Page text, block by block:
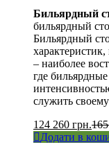
Бильярдный
бильярдный
Бильярдный
– наиболее
где
служить
124 260 грн.
Додати в